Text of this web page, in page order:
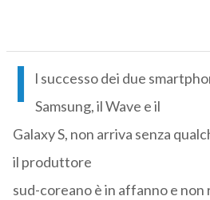
I
l successo dei due
Samsung, il Wave e il
Galaxy S, non arriva senza
il produttore
sud-coreano è in affanno e